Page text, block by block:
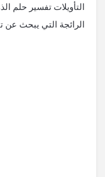
التأويلات تفسير حلم
الرائجة التي يبحث عن